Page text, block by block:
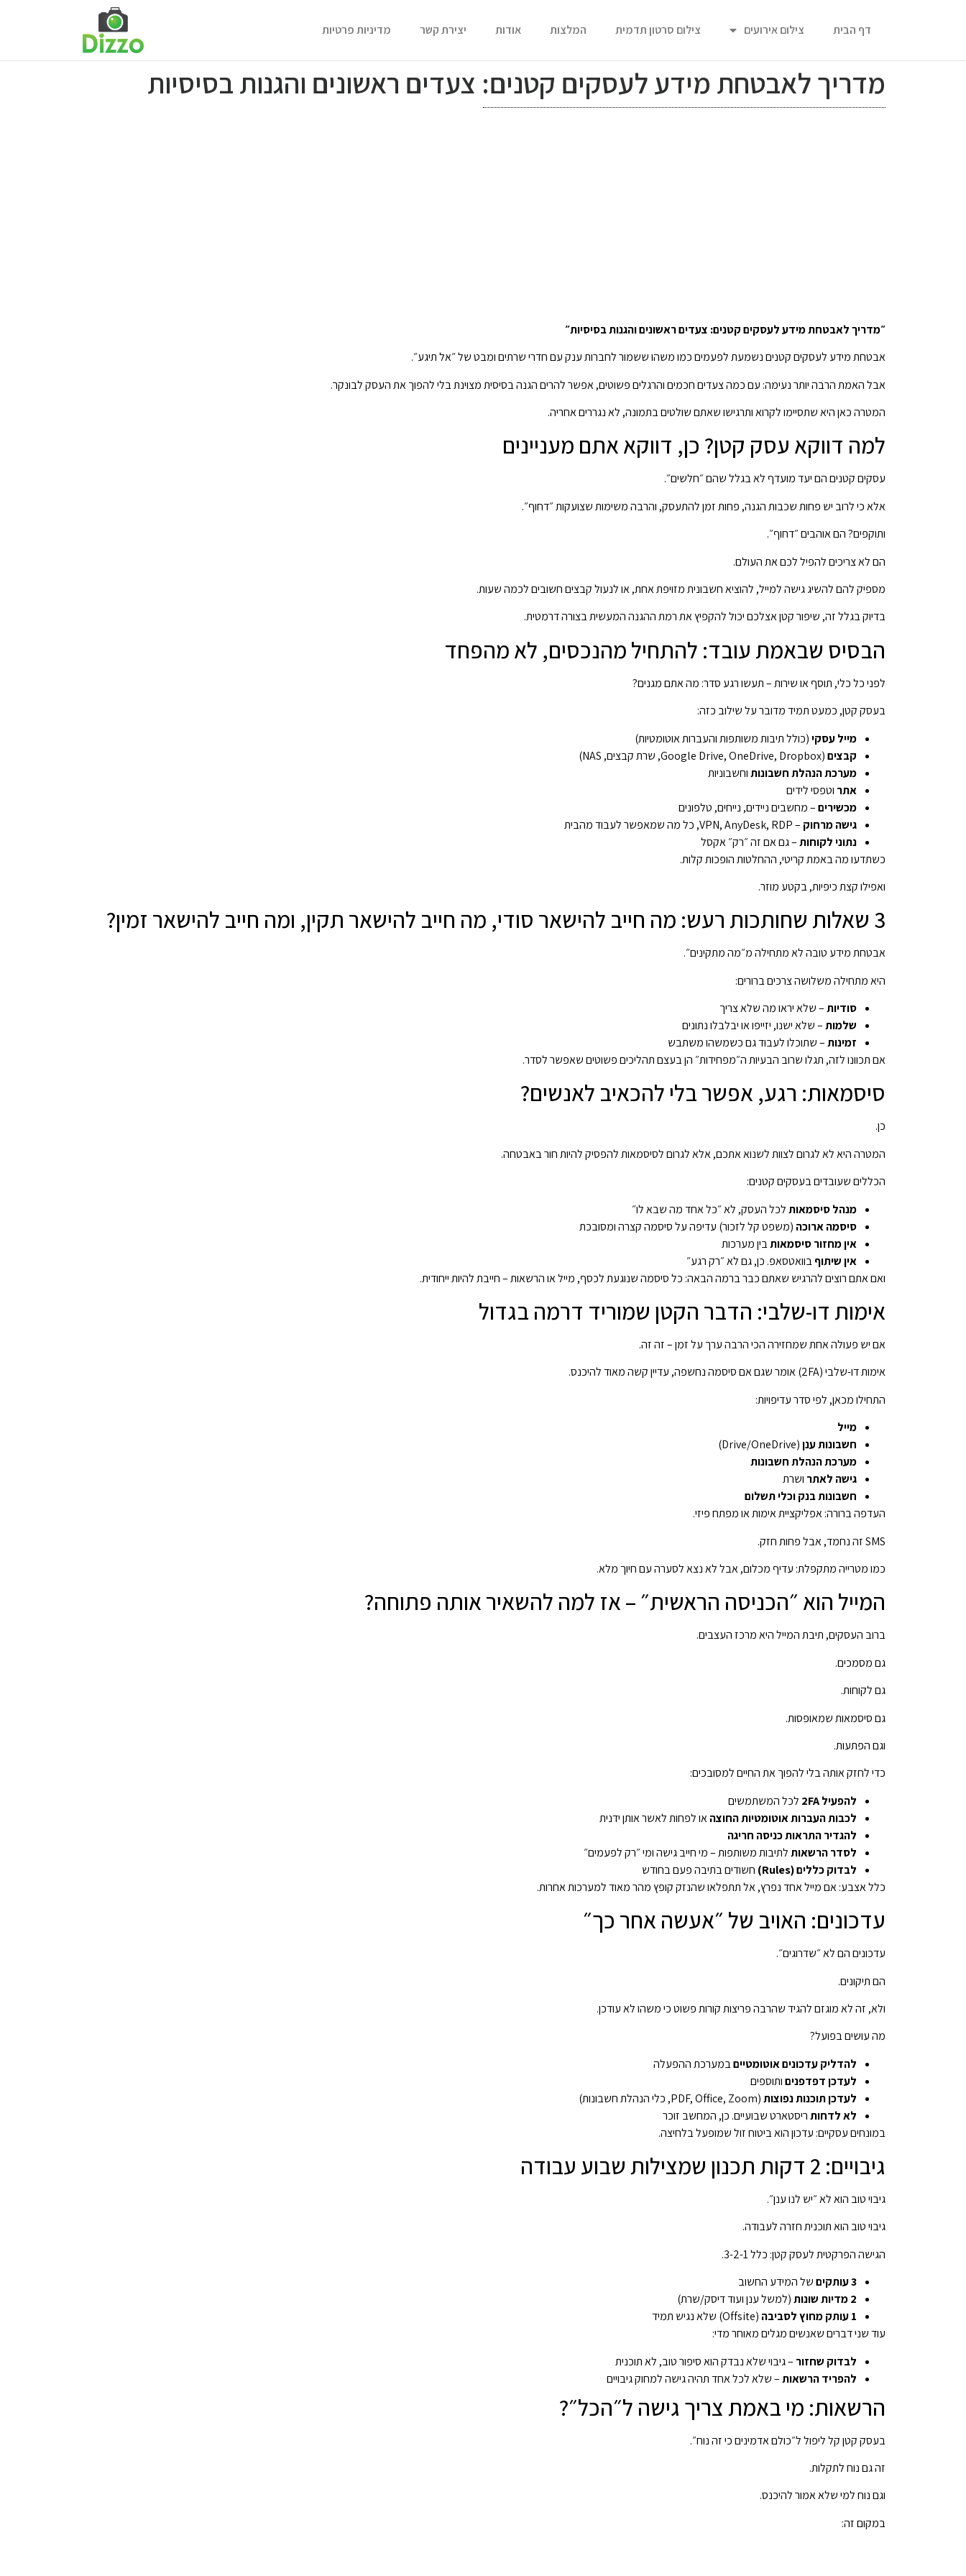
דף הבית צילום אירועים צילום סרטון תדמית המלצות אודות יצירת קשר מדיניות פרטיות
מדריך לאבטחת מידע לעסקים קטנים: צעדים ראשונים והגנות בסיסיות
״מדריך לאבטחת מידע לעסקים קטנים: צעדים ראשונים והגנות בסיסיות״
אבטחת מידע לעסקים קטנים נשמעת לפעמים כמו משהו ששמור לחברות ענק עם חדרי שרתים ומבט של ״אל תיגע״.
אבל האמת הרבה יותר נעימה: עם כמה צעדים חכמים והרגלים פשוטים, אפשר להרים הגנה בסיסית מצוינת בלי להפוך את העסק לבונקר.
המטרה כאן היא שתסיימו לקרוא ותרגישו שאתם שולטים בתמונה, לא נגררים אחריה.
למה דווקא עסק קטן? כן, דווקא אתם מעניינים
עסקים קטנים הם יעד מועדף לא בגלל שהם ״חלשים״.
אלא כי לרוב יש פחות שכבות הגנה, פחות זמן להתעסק, והרבה משימות שצועקות ״דחוף״.
ותוקפים? הם אוהבים ״דחוף״.
הם לא צריכים להפיל לכם את העולם.
מספיק להם להשיג גישה למייל, להוציא חשבונית מזויפת אחת, או לנעול קבצים חשובים לכמה שעות.
בדיוק בגלל זה, שיפור קטן אצלכם יכול להקפיץ את רמת ההגנה המעשית בצורה דרמטית.
הבסיס שבאמת עובד: להתחיל מהנכסים, לא מהפחד
לפני כל כלי, תוסף או שירות – תעשו רגע סדר: מה אתם מגנים?
בעסק קטן, כמעט תמיד מדובר על שילוב כזה:
מייל עסקי(כולל תיבות משותפות והעברות אוטומטיות)
קבצים(Google Drive, OneDrive, Dropbox, שרת קבצים, NAS)
מערכת הנהלת חשבונותוחשבוניות
אתר וטפסי לידים
מכשירים– מחשבים ניידים, נייחים, טלפונים
גישה מרחוק – VPN, AnyDesk, RDP, כל מה שמאפשר לעבוד מהבית
נתוני לקוחות– גם אם זה ״רק״ אקסל
כשתדעו מה באמת קריטי, ההחלטות הופכות קלות.
ואפילו קצת כיפיות, בקטע מוזר.
3 שאלות שחותכות רעש: מה חייב להישאר סודי, מה חייב להישאר תקין, ומה חייב להישאר זמין?
אבטחת מידע טובה לא מתחילה מ״מה מתקינים״.
היא מתחילה משלושה צרכים ברורים:
סודיות– שלא יראו מה שלא צריך
שלמות– שלא ישנו, יזייפו או יבלבלו נתונים
זמינות– שתוכלו לעבוד גם כשמשהו משתבש
אם תכוונו לזה, תגלו שרוב הבעיות ה״מפחידות״ הן בעצם תהליכים פשוטים שאפשר לסדר.
סיסמאות: רגע, אפשר בלי להכאיב לאנשים?
כן.
המטרה היא לא לגרום לצוות לשנוא אתכם, אלא לגרום לסיסמאות להפסיק להיות חור באבטחה.
הכללים שעובדים בעסקים קטנים:
מנהל סיסמאותלכל העסק, לא ״כל אחד מה שבא לו״
סיסמה ארוכה (משפט קל לזכור) עדיפה על סיסמה קצרה ומסובכת
אין מחזור סיסמאותבין מערכות
אין שיתוףבוואטסאפ. כן, גם לא ״רק רגע״
ואם אתם רוצים להרגיש שאתם כבר ברמה הבאה: כל סיסמה שנוגעת לכסף, מייל או הרשאות – חייבת להיות ייחודית.
אימות דו-שלבי: הדבר הקטן שמוריד דרמה בגדול
אם יש פעולה אחת שמחזירה הכי הרבה ערך על זמן – זה זה.
אימות דו-שלבי (2FA) אומר שגם אם סיסמה נחשפה, עדיין קשה מאוד להיכנס.
התחילו מכאן, לפי סדר עדיפויות:
מייל
חשבונות ענן(Drive/OneDrive)
מערכת הנהלת חשבונות
גישה לאתר ושרת
חשבונות בנק וכלי תשלום
העדפה ברורה: אפליקציית אימות או מפתח פיזי.
SMS זה נחמד, אבל פחות חזק.
כמו מטרייה מתקפלת: עדיף מכלום, אבל לא נצא לסערה עם חיוך מלא.
המייל הוא ״הכניסה הראשית״ – אז למה להשאיר אותה פתוחה?
ברוב העסקים, תיבת המייל היא מרכז העצבים.
גם מסמכים.
גם לקוחות.
גם סיסמאות שמאופסות.
וגם הפתעות.
כדי לחזק אותה בלי להפוך את החיים למסובכים:
להפעיל 2FA
לכל המשתמשים
לכבות העברות אוטומטיות החוצהאו לפחות לאשר אותן ידנית
להגדיר התראות כניסה חריגה
לסדר הרשאותלתיבות משותפות – מי חייב גישה ומי ״רק לפעמים״
לבדוק כללים (Rules)
חשודים בתיבה פעם בחודש
כלל אצבע: אם מייל אחד נפרץ, אל תתפלאו שהנזק קופץ מהר מאוד למערכות אחרות.
עדכונים: האויב של ״אעשה אחר כך״
עדכונים הם לא ״שדרוגים״.
הם תיקונים.
ולא, זה לא מוגזם להגיד שהרבה פריצות קורות פשוט כי משהו לא עודכן.
מה עושים בפועל?
להדליק עדכונים אוטומטייםבמערכת ההפעלה
לעדכן דפדפניםותוספים
לעדכן תוכנות נפוצות(PDF, Office, Zoom, כלי הנהלת חשבונות)
לא לדחותריסטארט שבועיים. כן, המחשב זוכר
במונחים עסקיים: עדכון הוא ביטוח זול שמופעל בלחיצה.
גיבויים: 2 דקות תכנון שמצילות שבוע עבודה
גיבוי טוב הוא לא ״יש לנו ענן״.
גיבוי טוב הוא תוכנית חזרה לעבודה.
הגישה הפרקטית לעסק קטן: כלל 3-2-1.
3 עותקים
של המידע החשוב
2 מדיות שונות
(למשל ענן ועוד דיסק/שרת)
1 עותק מחוץ לסביבה
(Offsite) שלא נגיש תמיד
עוד שני דברים שאנשים מגלים מאוחר מדי:
לבדוק שחזור – גיבוי שלא נבדק הוא סיפור טוב, לא תוכנית
להפריד הרשאות– שלא לכל אחד תהיה גישה למחוק גיבויים
הרשאות: מי באמת צריך גישה ל״הכל״?
בעסק קטן קל ליפול ל״כולם אדמינים כי זה נוח״.
זה גם נוח לתקלות.
וגם נוח למי שלא אמור להיכנס.
במקום זה: